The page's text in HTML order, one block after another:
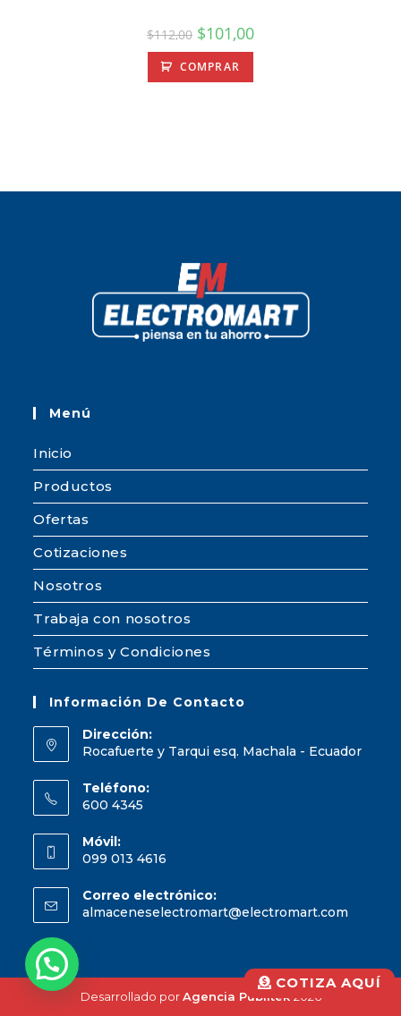
COTIZA AQUÍ
$112,00 $101,00
COMPRAR
Menú
Inicio
Productos
Ofertas
Cotizaciones
Nosotros
Trabaja con nosotros
Términos y Condiciones
Información De Contacto
Dirección:
Rocafuerte y Tarqui esq. Machala - Ecuador
Teléfono:
600 4345
Móvil:
099 013 4616
Correo electrónico:
almaceneselectromart@electromart.com
Desarrollado porAgencia Publitek 2026